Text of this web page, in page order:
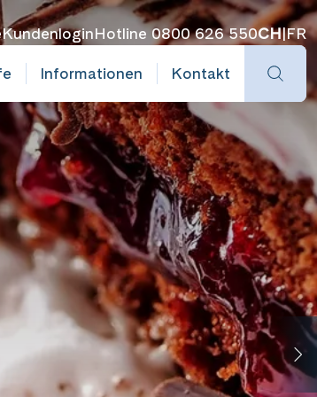
KundenloginHotline 0800 626 550CH|FR
Informationen Kontakt